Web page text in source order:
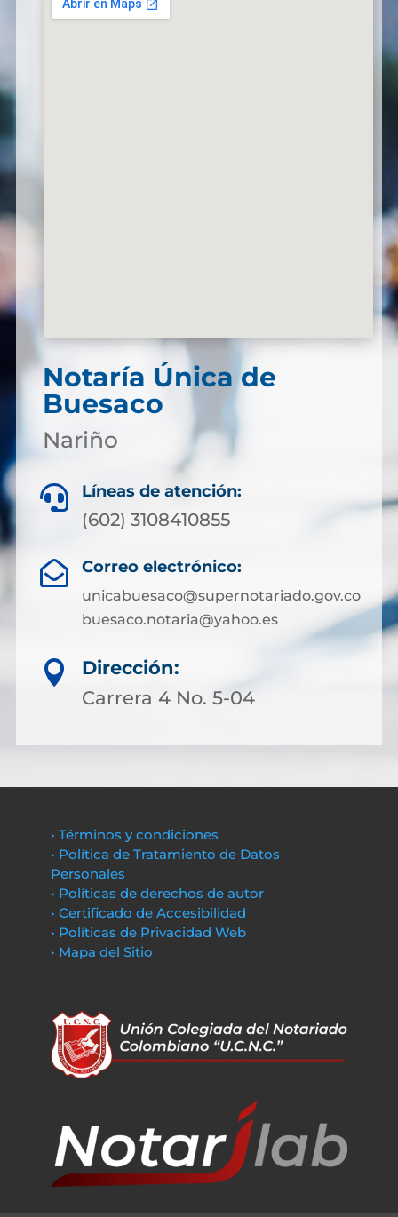
Notaría Única de
Buesaco
Nariño
 Líneas de atención:
(602) 3108410855
 Correo electrónico:
unicabuesaco@supernotariado.gov.co
buesaco.notaria@yahoo.es

Dirección:
Carrera 4 No. 5-04
• Términos y condiciones
• Política de Tratamiento de Datos
Personales
• Políticas de derechos de autor
• Certificado de Accesibilidad
• Políticas de Privacidad Web
• Mapa del Sitio